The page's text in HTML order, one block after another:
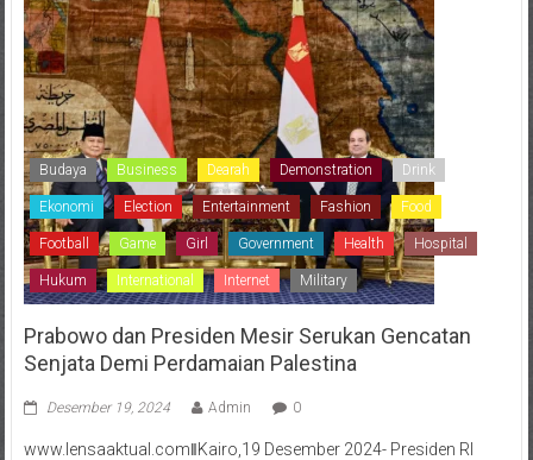
Budaya Business Dearah Demonstration Drink
Ekonomi Election Entertainment Fashion Food
Football Game Girl Government Health Hospital
Hukum International Internet Military
Prabowo dan Presiden Mesir Serukan Gencatan
Senjata Demi Perdamaian Palestina
Desember 19, 2024 Admin 0
www.lensaaktual.comǁKairo,19 Desember 2024- Presiden RI